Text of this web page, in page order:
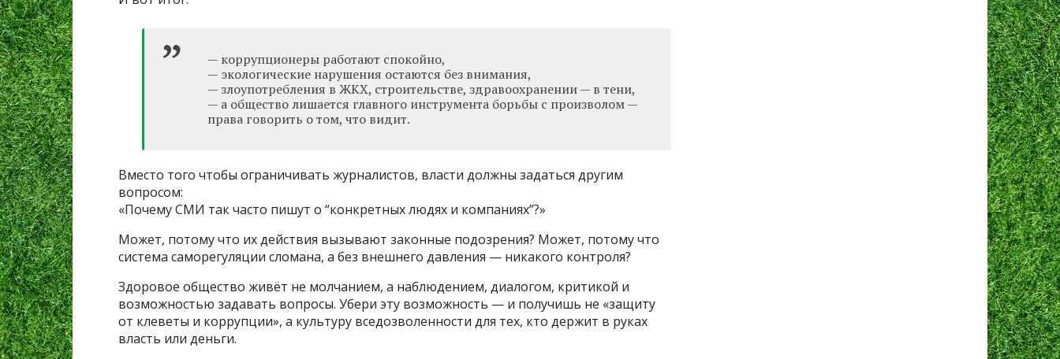
— коррупционеры работают спокойно,
— экологические нарушения остаются без внимания,
— злоупотребления в ЖКХ, строительстве, здравоохранении — в тени,
— а общество лишается главного инструмента борьбы с произволом —
права говорить о том, что видит.
Вместо того чтобы ограничивать журналистов, власти должны задаться другим
вопросом:
«Почему СМИ так часто пишут о “конкретных людях и компаниях”?»
Может, потому что их действия вызывают законные подозрения? Может, потому что
система саморегуляции сломана, а без внешнего давления — никакого контроля?
Здоровое общество живёт не молчанием, а наблюдением, диалогом, критикой и
возможностью задавать вопросы. Убери эту возможность — и получишь не «защиту
от клеветы и коррупции», а культуру вседозволенности для тех, кто держит в руках
власть или деньги.